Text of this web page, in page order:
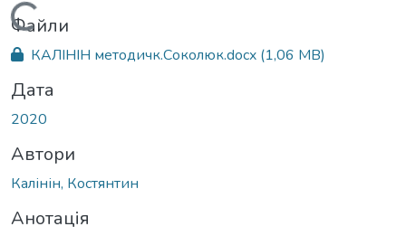
Вантажиться...
Файли
КАЛІНІН методичк.Соколюк.docx (1,06 MB)
Дата
2020
Автори
Калінін, Костянтин
Анотація